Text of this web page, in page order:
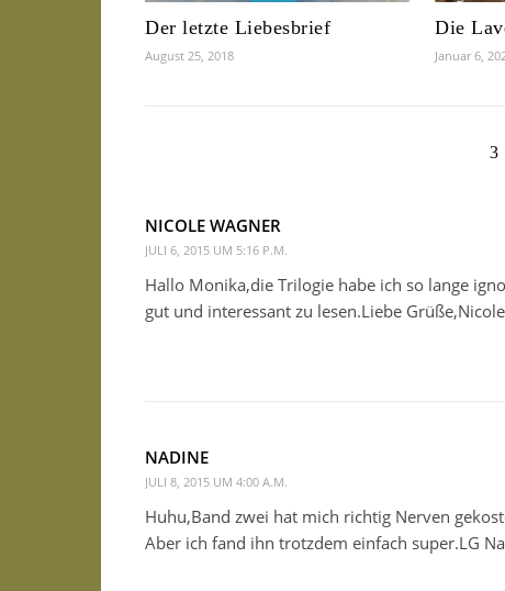
Der letzte Liebesbrief
August 25, 2018
Die
Januar 6,
3
NICOLE WAGNER
JULI 6, 2015 UM 5:16 P.M.
Hallo Monika,die Trilogie habe ich so lange
gut und interessant zu lesen.Liebe Grüße,Nicole
NADINE
JULI 8, 2015 UM 4:00 A.M.
Huhu,Band zwei hat mich richtig Nerven
Aber ich fand ihn trotzdem einfach super.LG